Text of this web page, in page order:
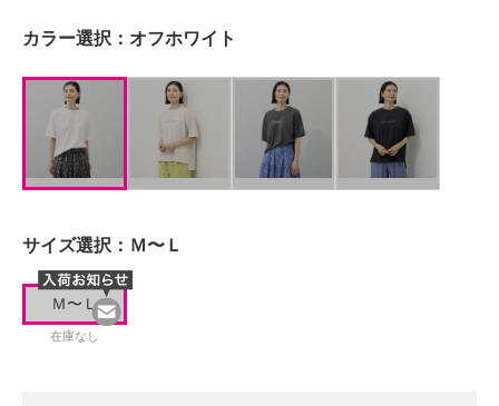
カラー選択： オフホワイト
サイズ選択： Ｍ〜Ｌ
Ｍ〜Ｌ
在庫なし